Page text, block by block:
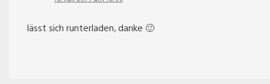
lässt sich runterladen, danke 🙂